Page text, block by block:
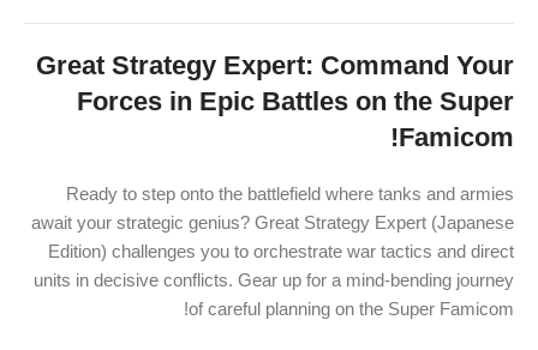
Great Strategy Expert: Command Your
Forces in Epic Battles on the Super
Famicom!
Ready to step onto the battlefield where tanks and armies
await your strategic genius? Great Strategy Expert (Japanese
Edition) challenges you to orchestrate war tactics and direct
units in decisive conflicts. Gear up for a mind-bending journey
of careful planning on the Super Famicom!